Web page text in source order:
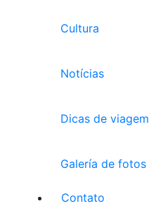
Cultura
Notícias
Dicas de viagem
Galería de fotos
Contato